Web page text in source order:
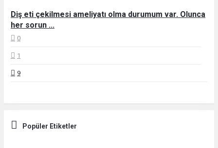
Diş eti çekilmesi ameliyatı olma durumum var. Olunca
her sorun ...
0
1
9
Popüler Etiketler